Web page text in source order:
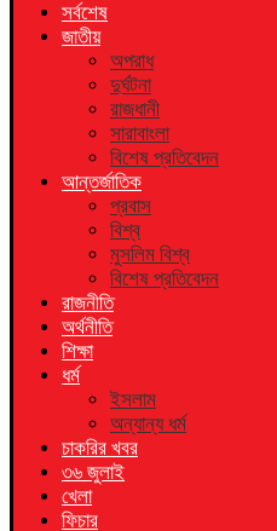
সর্বশেষ
জাতীয়
অপরাধ
দুর্ঘটনা
রাজধানী
সারাবাংলা
বিশেষ প্রতিবেদন
আন্তর্জাতিক
প্রবাস
বিশ্ব
মুসলিম বিশ্ব
বিশেষ প্রতিবেদন
রাজনীতি
অর্থনীতি
শিক্ষা
ধর্ম
ইসলাম
অন্যান্য ধর্ম
চাকরির খবর
৩৬ জুলাই
খেলা
ফিচার